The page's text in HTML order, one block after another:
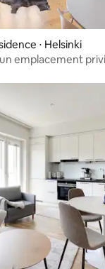
⋅ Helsinki
emplacement